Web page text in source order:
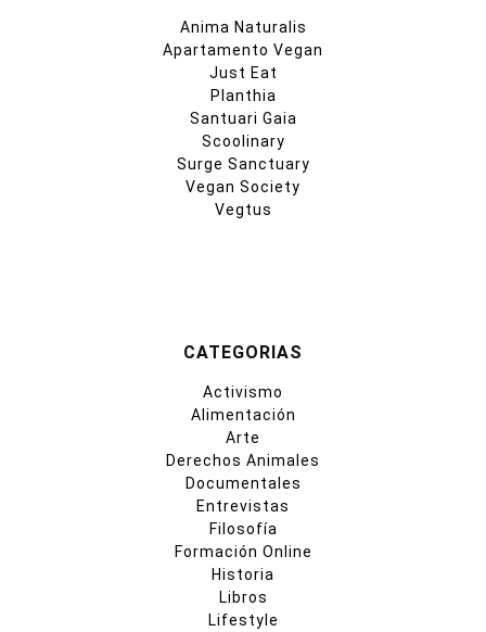
Anima Naturalis
Apartamento Vegan
Just Eat
Planthia
Santuari Gaia
Scoolinary
Surge Sanctuary
Vegan Society
Vegtus
CATEGORIAS
Activismo
Alimentación
Arte
Derechos Animales
Documentales
Entrevistas
Filosofía
Formación Online
Historia
Libros
Lifestyle